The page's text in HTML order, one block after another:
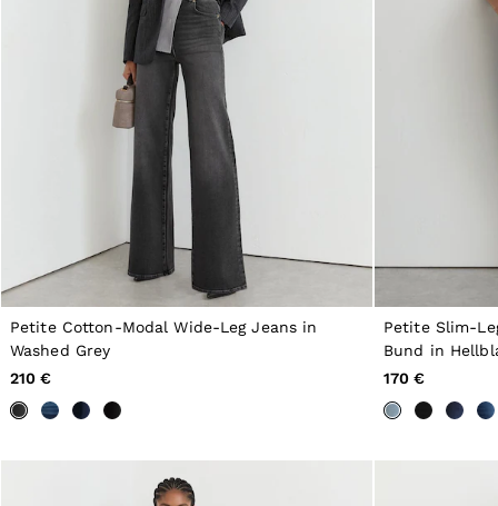
Dresses
Tops & T-Shirts
Jumpsuits & Playsuits
Trousers
Suits & Tailoring
Blazers
Skirts & Shorts
Swimwear
Shirts & Blouses
Sweats & Joggers
Jackets & Coats
Knitwear & Jumpers
Petite
Jeans
Shoes
Accessories
Brands Outlet
36
Petite Cotton-Modal Wide-Leg Jeans in
Washed Grey
210 €
Petite Slim-
Bund in
170 €